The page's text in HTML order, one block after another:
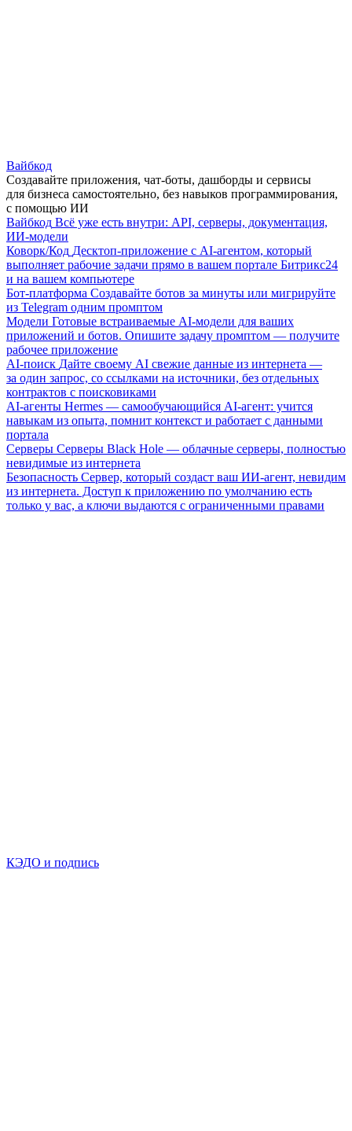
Вайбкод
Создавайте приложения, чат-боты, дашборды и сервисы
для бизнеса самостоятельно, без навыков программирования,
с помощью ИИ
Вайбкод Всё уже есть внутри: API, серверы, документация,
ИИ-модели
Коворк/Код Десктоп-приложение с AI-агентом, который
выполняет рабочие задачи прямо в вашем портале Битрикс24
и на вашем компьютере
Бот-платформа Создавайте ботов за минуты или мигрируйте
из Telegram одним промптом
Модели Готовые встраиваемые AI-модели для ваших
приложений и ботов. Опишите задачу промптом — получите
рабочее приложение
AI-поиск Дайте своему AI свежие данные из интернета —
за один запрос, со ссылками на источники, без отдельных
контрактов с поисковиками
AI-агенты Hermes — самообучающийся AI-агент: учится
навыкам из опыта, помнит контекст и работает с данными
портала
Серверы Серверы Black Hole — облачные серверы, полностью
невидимые из интернета
Безопасность Сервер, который создаст ваш ИИ-агент, невидим
из интернета. Доступ к приложению по умолчанию есть
только у вас, а ключи выдаются с ограниченными правами
КЭДО и подпись